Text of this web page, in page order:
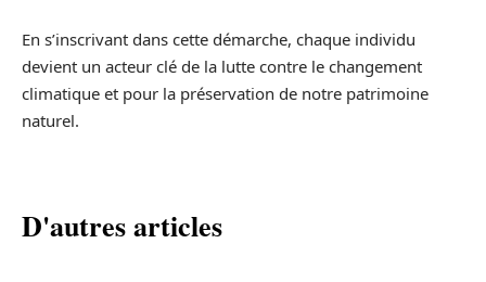
En s’inscrivant dans cette démarche, chaque individu
devient un acteur clé de la lutte contre le changement
climatique et pour la préservation de notre patrimoine
naturel.
D'autres articles